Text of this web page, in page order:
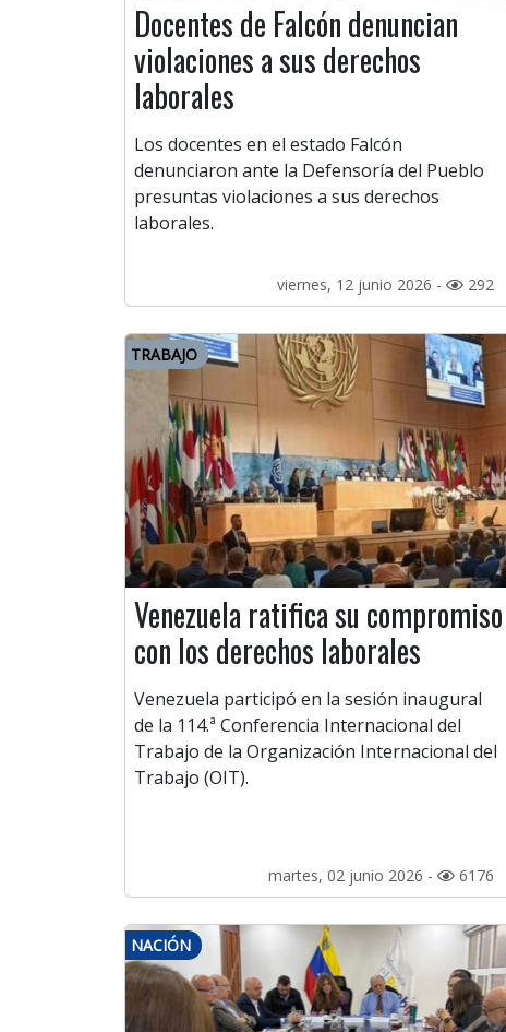
Docentes de Falcón denuncian
violaciones a sus derechos
laborales
Los docentes en el estado Falcón
denunciaron ante la Defensoría del Pueblo
presuntas violaciones a sus derechos
laborales.
viernes, 12 junio 2026 - 292
TRABAJO
Venezuela ratifica su compromiso
con los derechos laborales
Venezuela participó en la sesión inaugural
de la 114.ª Conferencia Internacional del
Trabajo de la Organización Internacional del
Trabajo (OIT).
martes, 02 junio 2026 - 6176
NACIÓN